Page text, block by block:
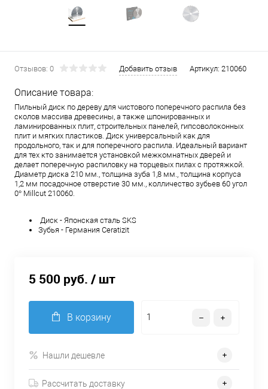
Отзывов: 0 Добавить отзыв Артикул: 210060
Описание товара:
Пильный диск по дереву для чистового поперечного распила без
сколов массива древесины, а также шпонированных и
ламинированных плит, строительных панелей, гипсоволоконных
плит и мягких пластиков. Диск универсальный как для
продольного, так и для поперечного распила. Идеальный вариант
для тех кто занимается установкой межкомнатных дверей и
делает поперечную распиловку на торцевых пилах с протяжкой.
Диаметр диска 210 мм., толщина зуба 1,8 мм., толщина корпуса
1,2 мм посадочное отверстие 30 мм., колличество зубьев 60 угол
0° Millcut 210060.
Диск - Японская сталь SKS
Зубья - Германия Ceratizit
5 500 руб. / шт
В корзину
Нашли дешевле
Рассчитать доставку